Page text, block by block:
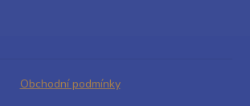
Obchodní podmínky